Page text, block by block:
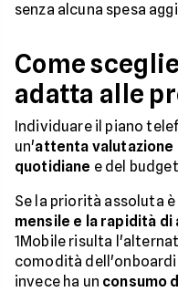
senza alcuna spesa
Come
adatta alle
Individuare il piano
un'attenta
quotidiane e del
Se la priorità assoluta è
mensile e la rapidità
1Mobile risulta
comodità
invece ha un consumo